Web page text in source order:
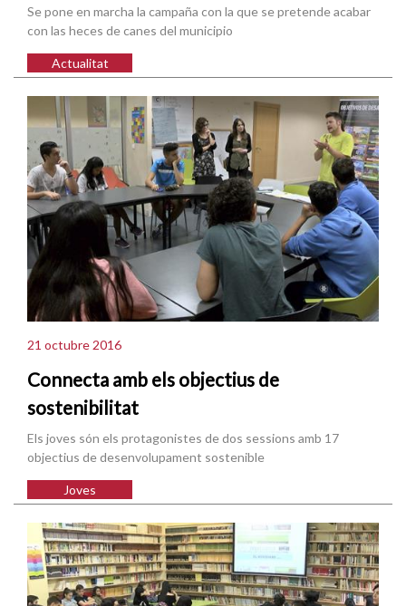
Se pone en marcha la campaña con la que se pretende acabar
con las heces de canes del municipio
Actualitat
21 octubre 2016
Connecta amb els objectius de
sostenibilitat
Els joves són els protagonistes de dos sessions amb 17
objectius de desenvolupament sostenible
Joves